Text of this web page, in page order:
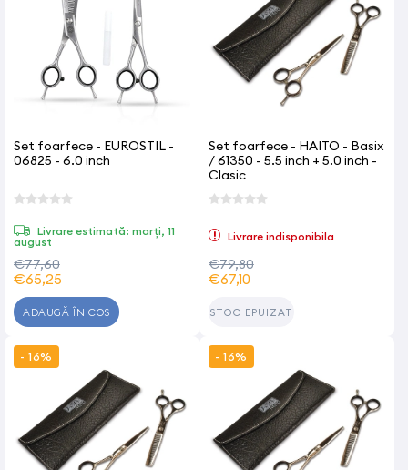
Set foarfece - EUROSTIL -
06825 - 6.0 inch
Livrare estimată: marți, 11
august
€77,60
€65,25
ADAUGĂ ÎN COȘ
Set foarfece - HAITO - Basix
/ 61350 - 5.5 inch + 5.0 inch -
Clasic
Livrare indisponibila
€79,80
€67,10
STOC EPUIZAT
- 16% - 16%